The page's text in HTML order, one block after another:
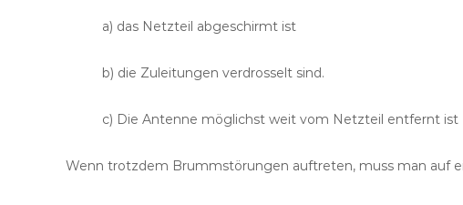
a) das Netzteil abgeschirmt ist
b) die Zuleitungen verdrosselt sind.
c) Die Antenne möglichst weit vom Netzteil entfernt ist
Wenn trotzdem Brummstörungen auftreten, muss man auf